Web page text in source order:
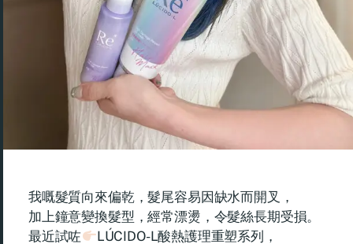
我嘅髮質向來偏乾，髮尾容易因缺水而開叉，
加上鐘意變換髮型，經常漂燙，令髮絲長期受損。
最近試咗
LÚCIDO-L酸熱護理重塑系列，